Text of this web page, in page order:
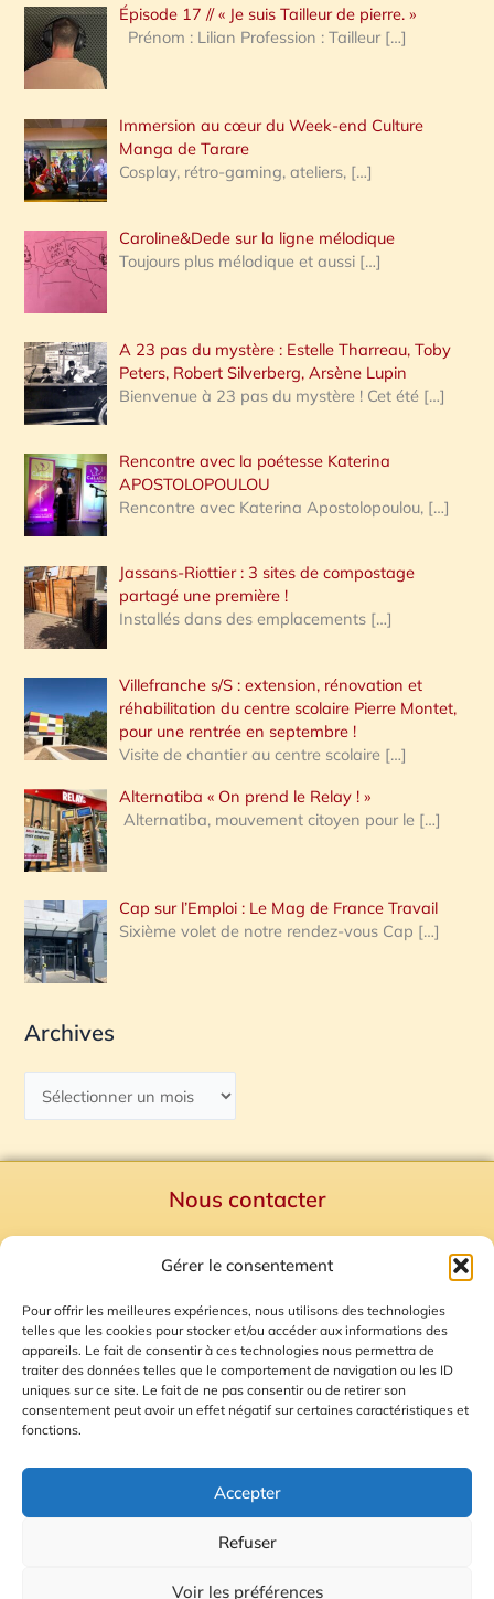
Gérer le consentement
Pour offrir les meilleures expériences, nous utilisons des technologies
telles que les cookies pour stocker et/ou accéder aux informations des
appareils. Le fait de consentir à ces technologies nous permettra de
traiter des données telles que le comportement de navigation ou les ID
uniques sur ce site. Le fait de ne pas consentir ou de retirer son
consentement peut avoir un effet négatif sur certaines caractéristiques et
fonctions.
Accepter
Refuser
Voir les préférences
h
e
:
Épisode 17 // « Je suis Tailleur de pierre. »
Prénom : Lilian Profession : Tailleur […]
Immersion au cœur du Week-end Culture
Manga de Tarare
Cosplay, rétro-gaming, ateliers, […]
Caroline&Dede sur la ligne mélodique
Toujours plus mélodique et aussi […]
A 23 pas du mystère : Estelle Tharreau, Toby
Peters, Robert Silverberg, Arsène Lupin
Bienvenue à 23 pas du mystère ! Cet été […]
Rencontre avec la poétesse Katerina
APOSTOLOPOULOU
Rencontre avec Katerina Apostolopoulou, […]
Jassans-Riottier : 3 sites de compostage
partagé une première !
Installés dans des emplacements […]
Villefranche s/S : extension, rénovation et
réhabilitation du centre scolaire Pierre Montet,
pour une rentrée en septembre !
Visite de chantier au centre scolaire […]
Alternatiba « On prend le Relay ! »
Alternatiba, mouvement citoyen pour le […]
Cap sur l’Emploi : Le Mag de France Travail
Sixième volet de notre rendez-vous Cap […]
Archives
Nous contacter
Mentions Légales
Plan du site
Gestion des Cookies
© 2026 Radio Calade